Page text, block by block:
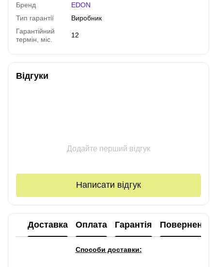
Бренд
EDON
Тип гарантії
Виробник
Гарантійний
термін, міс.
12
Відгуки
Додайте перший відгук
Написати відгук
Доставка Оплата Гарантія Повернення
Способи доставки: